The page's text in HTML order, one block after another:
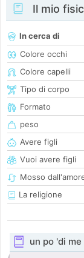
Il mio
In cerca di
Colore occhi
Colore capelli
Tipo di corpo
Formato
peso
Avere figli
Vuoi avere figli
Mosso
La religione
un po 'di me